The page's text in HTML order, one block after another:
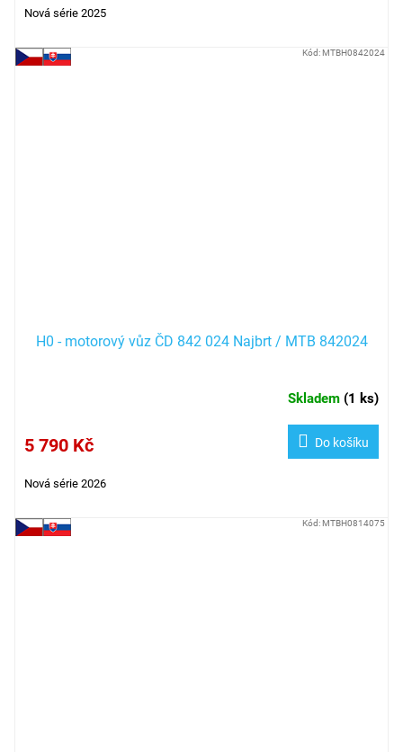
Nová série 2025
H0 - motorový vůz ČD 842 024 Najbrt / MTB 842024
Skladem (1 ks)
5 790 Kč Do košíku
Nová série 2026
Kód:MTBH0842024
Kód:MTBH0814075